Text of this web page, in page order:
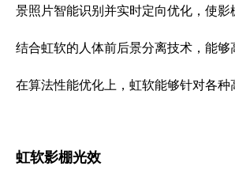
景照片智能识别并实时定向优化，使影
结合虹软的人体前后景分离技术，能
在算法性能优化上，虹软能够针对各
虹软影棚光效